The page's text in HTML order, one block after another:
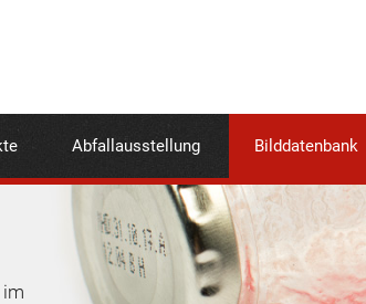
Abfallausstellung Bilddatenbank
im